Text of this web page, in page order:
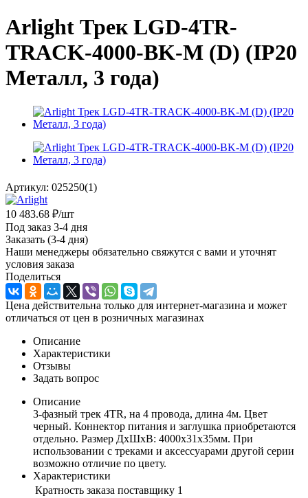
Arlight Трек LGD-4TR-
TRACK-4000-BK-M (D) (IP20
Металл, 3 года)
Артикул: 025250(1)
10 483.68 ₽/шт
Под заказ 3-4 дня
Заказать (3-4 дня)
Наши менеджеры обязательно свяжутся с вами и уточнят
условия заказа
Поделиться
Цена действительна только для интернет-магазина и может
отличаться от цен в розничных магазинах
Описание
Характеристики
Отзывы
Задать вопрос
Описание
3-фазный трек 4TR, на 4 провода, длина 4м. Цвет
черный. Коннектор питания и заглушка приобретаются
отдельно. Размер ДxШxВ: 4000x31x35мм. При
использовании с треками и аксессуарами другой серии
возможно отличие по цвету.
Характеристики
Кратность заказа поставщику 1